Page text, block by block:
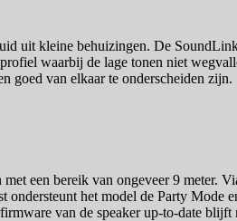
uit kleine behuizingen. De
waarbij de lage tonen niet
goed van elkaar te onderscheiden zijn.
een bereik van ongeveer 9 meter.
ondersteunt het model de Party
van de speaker up-to-date blijft